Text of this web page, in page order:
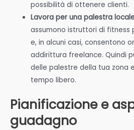
possibilità di ottenere clienti.
Lavora per una palestra
assumono istruttori di fitness
e, in alcuni casi, consentono
addirittura freelance. Quindi
delle palestre della tua zona
tempo libero.
Pianificazione e
guadagno